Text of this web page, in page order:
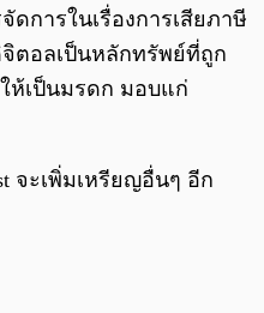
การในเรื่องการเสียภาษี
ตอลเป็นหลักทรัพย์ที่ถูก
ห้เป็นมรดก มอบแก่
จะเพิ่มเหรียญอื่นๆ อีก